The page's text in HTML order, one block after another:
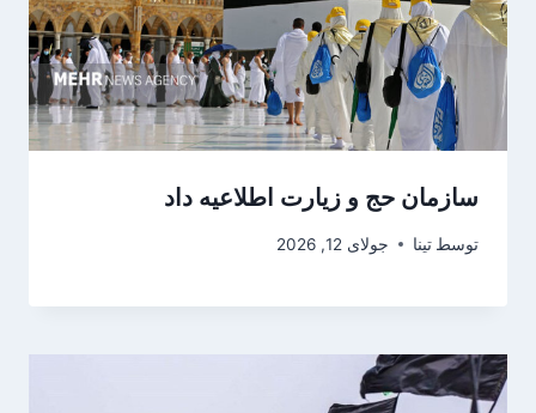
سازمان حج و زیارت اطلاعیه داد
توسط تینا جولای 12, 2026